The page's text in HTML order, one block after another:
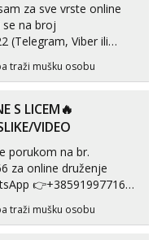
za sve vrste online
se na broj
(Telegram, Viber ili
traži mušku osobu
S LICEM🔥
VIDEO
za online druženje
Radim
solo i s partnerom,
traži mušku osobu